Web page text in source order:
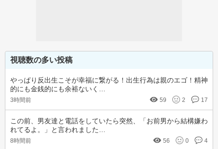
視聴数の多い投稿
やっぱり反出生こそが幸福に繋がる！出生行為は親のエゴ！精神
的にも金銭的にも余裕ないく…
3時間前 59 2 17
この前、男友達と電話をしていたら突然、「お前男から結構嫌わ
れてるよ。」と言われました…
8時間前 56 0 4